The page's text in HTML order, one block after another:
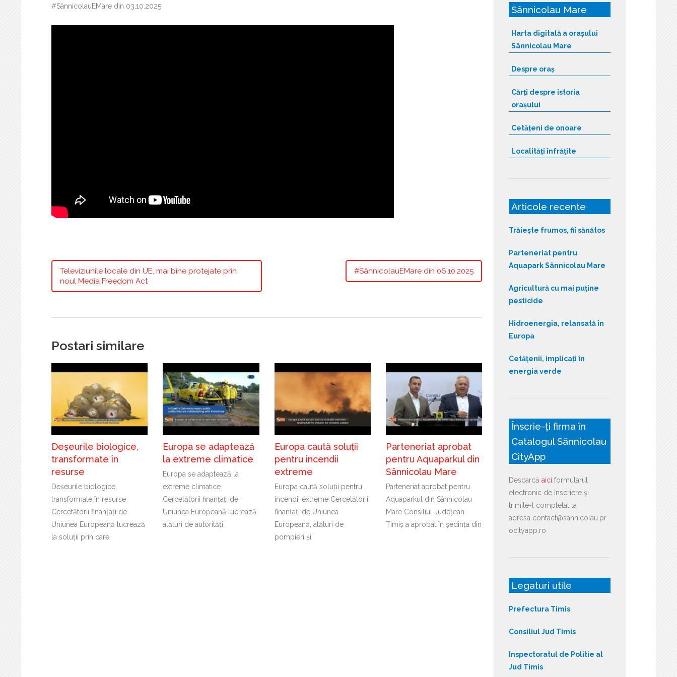
#SânnicolauEMare din 03.10.2025
Televiziunile locale din UE, mai bine protejate prin
noul Media Freedom Act
#SânnicolauEMare din 06.10.2025
Postari similare
Deșeurile biologice,
transformate în
resurse
Deșeurile biologice,
transformate în resurse
Cercetătorii finanțați de
Uniunea Europeană lucrează
la soluții prin care
Europa se adaptează
la extreme climatice
Europa se adaptează la
extreme climatice
Cercetătorii finanțați de
Uniunea Europeană lucrează
alături de autorități
Europa caută soluții
pentru incendii
extreme
Europa caută soluții pentru
incendii extreme Cercetătorii
finanțați de Uniunea
Europeană, alături de
pompieri și
Parteneriat aprobat
pentru Aquaparkul din
Sânnicolau Mare
Parteneriat aprobat pentru
Aquaparkul din Sânnicolau
Mare Consiliul Județean
Timiș a aprobat în ședința din
Sânnicolau Mare
Harta digitală a orașului
Sânnicolau Mare
Despre oraș
Cărți despre istoria
orașului
Cetățeni de onoare
Localități înfrățite
Articole recente
Trăiește frumos, fii sănătos
Parteneriat pentru
Aquapark Sânnicolau Mare
Agricultură cu mai puține
pesticide
Hidroenergia, relansată în
Europa
Cetățenii, implicați în
energia verde
Înscrie-ți firma în
Catalogul Sânnicolau
CityApp
Descarcă aici formularul
electronic de înscriere și
trimite-l completat la
adresa contact@sannicolau.pr
ocityapp.ro
Legaturi utile
Prefectura Timis
Consiliul Jud Timis
Inspectoratul de Politie al
Jud Timis